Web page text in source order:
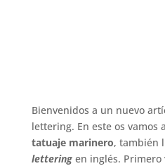
Bienvenidos a un nuevo
lettering. En este os vamos
tatuaje marinero, también
letteringen inglés. Primero